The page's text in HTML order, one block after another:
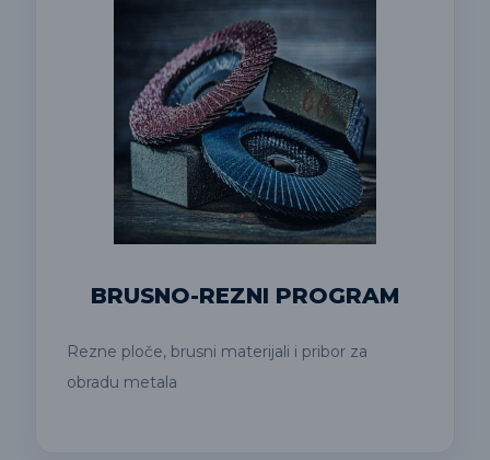
BRUSNO-REZNI PROGRAM
Rezne ploče, brusni materijali i pribor za
obradu metala